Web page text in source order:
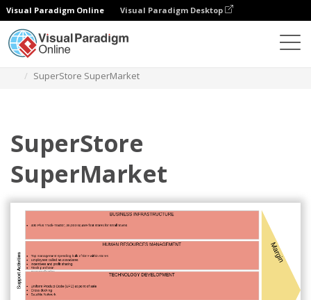
Visual Paradigm Online Visual Paradigm Desktop
SuperStore SuperMarket
SuperStore
SuperMarket